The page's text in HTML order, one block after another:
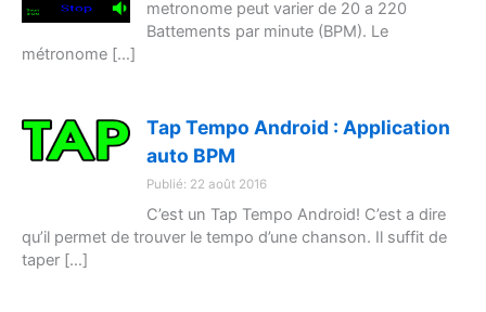
metronome peut varier de 20 a 220
Battements par minute (BPM). Le
métronome […]
Tap Tempo Android : Application
auto BPM
Publié: 22 août 2016
C’est un Tap Tempo Android! C’est a dire
qu’il permet de trouver le tempo d’une chanson. Il suffit de
taper […]